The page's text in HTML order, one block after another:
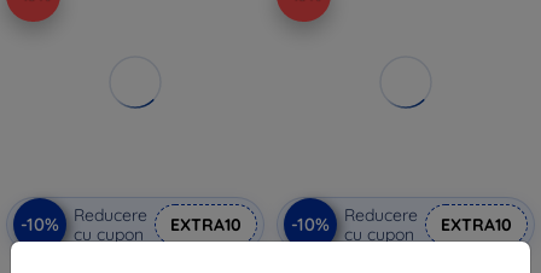
-10%
Reducere
cu cupon
EXTRA10 -10%
Reducere
cu cupon
EXTRA10